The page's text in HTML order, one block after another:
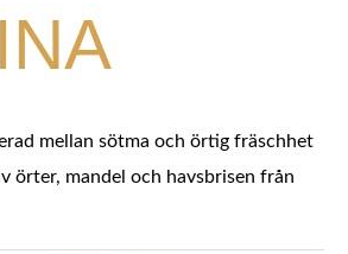
mellan sötma och örtig fräschhet
örter, mandel och havsbrisen från